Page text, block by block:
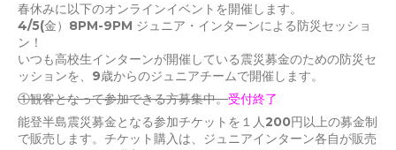
春休みに以下のオンラインイベントを開催します。
4/5(金）8PM-9PM ジュニア・インターンによる防災セッショ
ン！
いつも高校生インターンが開催している震災募金のための防災セ
ッションを、9歳からのジュニアチームで開催します。
①観客となって参加できる方募集中。受付終了
能登半島震災募金となる参加チケットを１人200円以上の募金制
で販売します。チケット購入は、ジュニアインターン各自が販売